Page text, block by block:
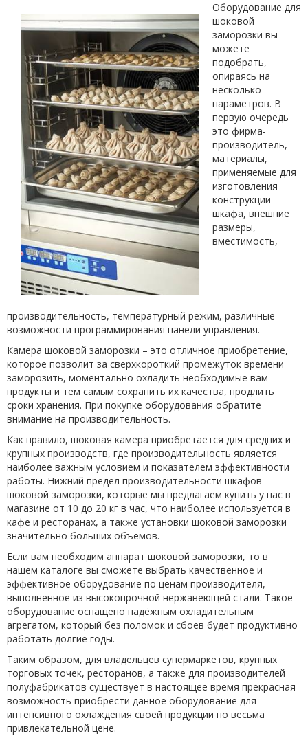
Оборудование для
шоковой
заморозки вы
можете
подобрать,
опираясь на
несколько
параметров. В
первую очередь
это фирма-
производитель,
материалы,
применяемые для
изготовления
конструкции
шкафа, внешние
размеры,
вместимость,
производительность, температурный режим, различные
возможности программирования панели управления.
Камера шоковой заморозки – это отличное приобретение,
которое позволит за сверхкороткий промежуток времени
заморозить, моментально охладить необходимые вам
продукты и тем самым сохранить их качества, продлить
сроки хранения. При покупке оборудования обратите
внимание на производительность.
Как правило, шоковая камера приобретается для средних и
крупных производств, где производительность является
наиболее важным условием и показателем эффективности
работы. Нижний предел производительности шкафов
шоковой заморозки, которые мы предлагаем купить у нас в
магазине от 10 до 20 кг в час, что наиболее используется в
кафе и ресторанах, а также установки шоковой заморозки
значительно больших объёмов.
Если вам необходим аппарат шоковой заморозки, то в
нашем каталоге вы сможете выбрать качественное и
эффективное оборудование по ценам производителя,
выполненное из высокопрочной нержавеющей стали. Такое
оборудование оснащено надёжным охладительным
агрегатом, который без поломок и сбоев будет продуктивно
работать долгие годы.
Таким образом, для владельцев супермаркетов, крупных
торговых точек, ресторанов, а также для производителей
полуфабрикатов существует в настоящее время прекрасная
возможность приобрести данное оборудование для
интенсивного охлаждения своей продукции по весьма
привлекательной цене.